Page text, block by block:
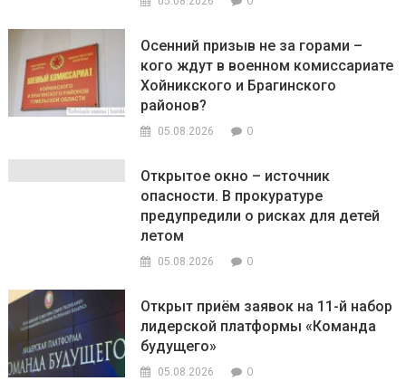
Осенний призыв не за горами –
кого ждут в военном комиссариате
Хойникского и Брагинского
районов?
05.08.2026 0
Открытое окно – источник
опасности. В прокуратуре
предупредили о рисках для детей
летом
05.08.2026 0
Открыт приём заявок на 11-й набор
лидерской платформы «Команда
будущего»
05.08.2026 0